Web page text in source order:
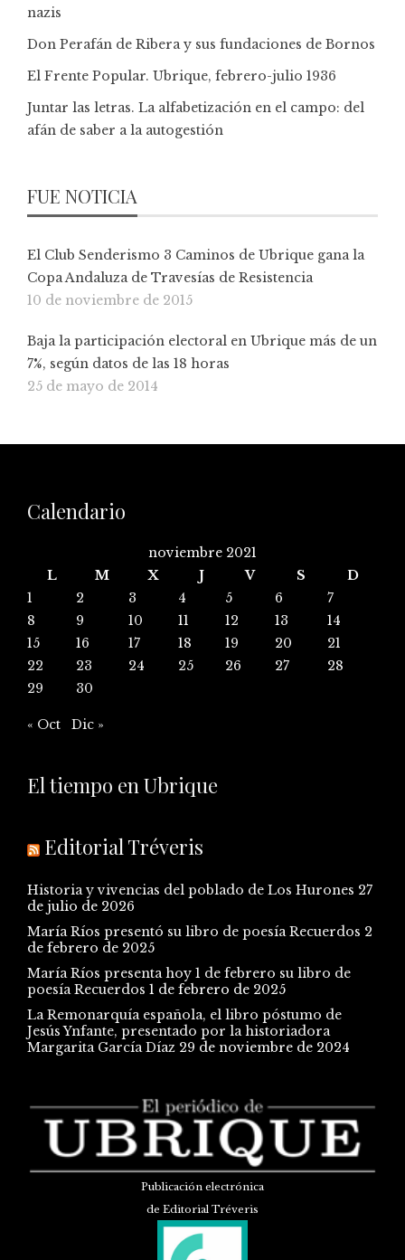
nazis
Don Perafán de Ribera y sus fundaciones de Bornos
El Frente Popular. Ubrique, febrero-julio 1936
Juntar las letras. La alfabetización en el campo: del
afán de saber a la autogestión
FUE NOTICIA
El Club Senderismo 3 Caminos de Ubrique gana la
Copa Andaluza de Travesías de Resistencia
10 de noviembre de 2015
Baja la participación electoral en Ubrique más de un
7%, según datos de las 18 horas
25 de mayo de 2014
Calendario
noviembre 2021
L
M X J V S
D
1
2 3 4 5 6
7
8
9 10 11 12 13
14
15
16 17 18 19 20
21
22
23 24 25 26 27
28
29
30
« Oct Dic »
El tiempo en Ubrique
Editorial Tréveris
Historia y vivencias del poblado de Los Hurones 27
de julio de 2026
María Ríos presentó su libro de poesía Recuerdos 2
de febrero de 2025
María Ríos presenta hoy 1 de febrero su libro de
poesía Recuerdos 1 de febrero de 2025
La Remonarquía española, el libro póstumo de
Jesús Ynfante, presentado por la historiadora
Margarita García Díaz 29 de noviembre de 2024
Publicación electrónica
de Editorial Tréveris